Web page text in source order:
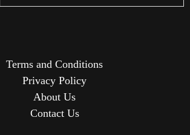
Terms and Conditions
Privacy Policy
About Us
Contact Us